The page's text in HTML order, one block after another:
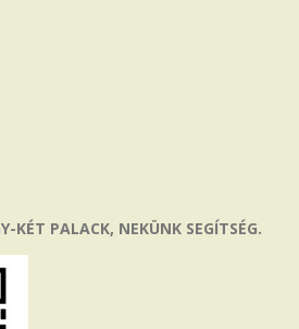
KÉT PALACK, NEKÜNK SEGÍTSÉG.